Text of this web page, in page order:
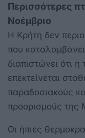
Περισσότερες
Νοέμβριο
Η Κρήτη δεν
που
διαπιστώνει ότι η
επεκτείνεται
παραδοσιακούς
προορισμούς της
Οι ήπιες